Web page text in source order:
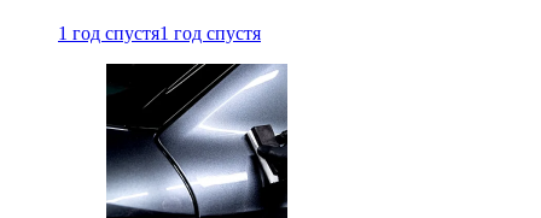
1 год спустя1 год спустя